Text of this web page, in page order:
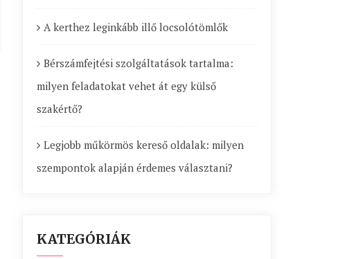
A kerthez leginkább illő locsolótömlők
Bérszámfejtési szolgáltatások tartalma:
milyen feladatokat vehet át egy külső
szakértő?
Legjobb műkörmös kereső oldalak: milyen
szempontok alapján érdemes választani?
KATEGÓRIÁK